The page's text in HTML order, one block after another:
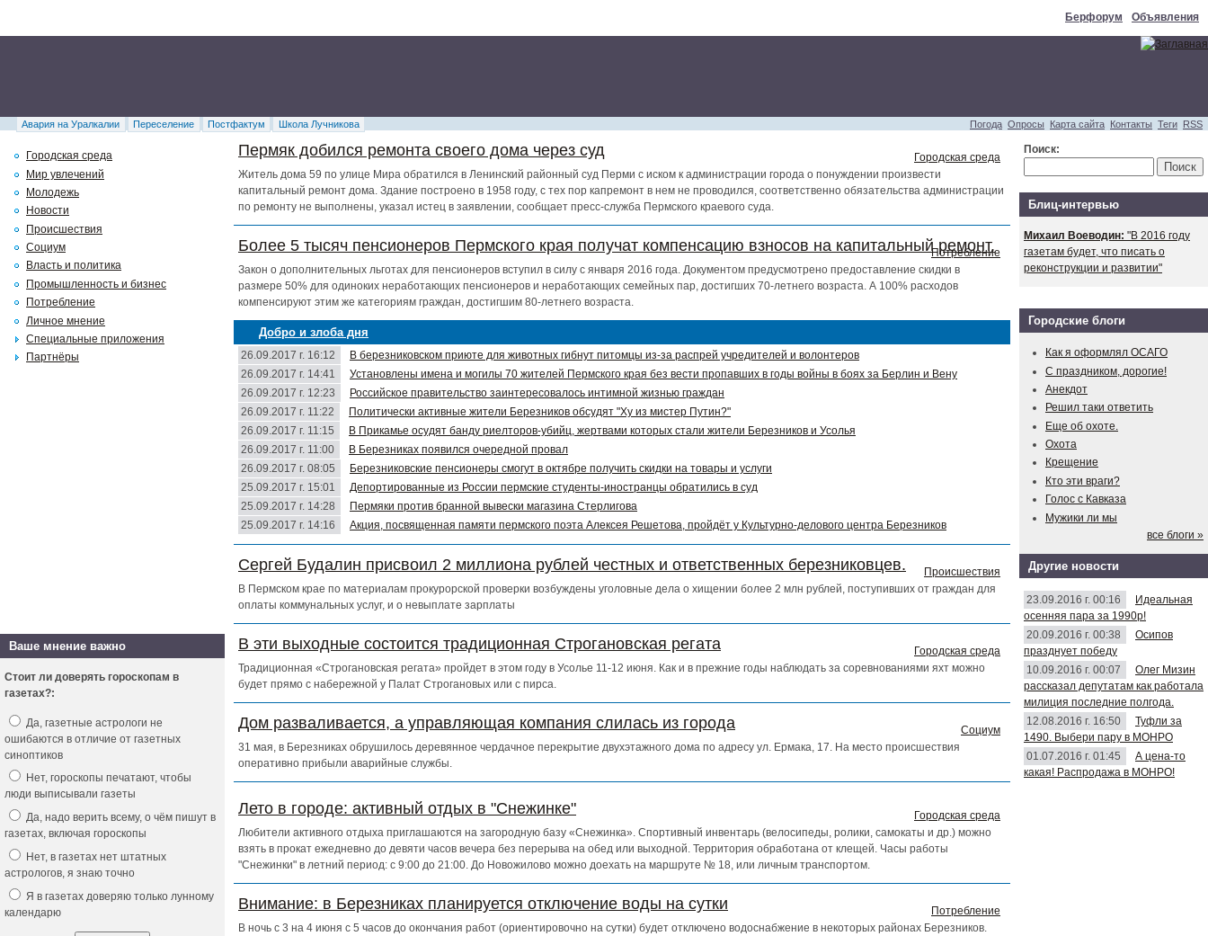
Берфорум Объявления
Погода Опросы Карта сайта Контакты Теги RSS
Авария на Уралкалии Переселение Постфактум Школа Лучникова
Пермяк добился ремонта своего дома через суд
Городская среда
Житель дома 59 по улице Мира обратился в Ленинский районный суд Перми с иском к администрации города о понуждении произвести
капитальный ремонт дома. Здание построено в 1958 году, с тех пор капремонт в нем не проводился, соответственно обязательства администрации
по ремонту не выполнены, указал истец в заявлении, сообщает пресс-служба Пермского краевого суда.
Более 5 тысяч пенсионеров Пермского края получат компенсацию взносов на капитальный ремонт.
Потребление
Закон о дополнительных льготах для пенсионеров вступил в силу с января 2016 года. Документом предусмотрено предоставление скидки в
размере 50% для одиноких неработающих пенсионеров и неработающих семейных пар, достигших 70-летнего возраста. А 100% расходов
компенсируют этим же категориям граждан, достигшим 80-летнего возраста.
Добро и злоба дня
26.09.2017 г. 16:12
В березниковском приюте для животных гибнут питомцы из-за распрей учредителей и волонтеров
26.09.2017 г. 14:41
Установлены имена и могилы 70 жителей Пермского края без вести пропавших в годы войны в боях за Берлин и Вену
26.09.2017 г. 12:23
Российское правительство заинтересовалось интимной жизнью граждан
26.09.2017 г. 11:22
Политически активные жители Березников обсудят "Ху из мистер Путин?"
26.09.2017 г. 11:15
В Прикамье осудят банду риелторов-убийц, жертвами которых стали жители Березников и Усолья
26.09.2017 г. 11:00
В Березниках появился очередной провал
26.09.2017 г. 08:05
Березниковские пенсионеры смогут в октябре получить скидки на товары и услуги
25.09.2017 г. 15:01
Депортированные из России пермские студенты-иностранцы обратились в суд
25.09.2017 г. 14:28
Пермяки против бранной вывески магазина Стерлигова
25.09.2017 г. 14:16
Акция, посвященная памяти пермского поэта Алексея Решетова, пройдёт у Культурно-делового центра Березников
Сергей Будалин присвоил 2 миллиона рублей честных и ответственных березниковцев.
Происшествия
В Пермском крае по материалам прокурорской проверки возбуждены уголовные дела о хищении более 2 млн рублей, поступивших от граждан для
оплаты коммунальных услуг, и о невыплате зарплаты
В эти выходные состоится традиционная Строгановская регата
Городская среда
Традиционная «Строгановская регата» пройдет в этом году в Усолье 11-12 июня. Как и в прежние годы наблюдать за соревнованиями яхт можно
будет прямо с набережной у Палат Строгановых или с пирса.
Дом разваливается, а управляющая компания слилась из города
Социум
31 мая, в Березниках обрушилось деревянное чердачное перекрытие двухэтажного дома по адресу ул. Ермака, 17. На место происшествия
оперативно прибыли аварийные службы.
Лето в городе: активный отдых в "Снежинке"
Городская среда
Любители активного отдыха приглашаются на загородную базу «Снежинка». Спортивный инвентарь (велосипеды, ролики, самокаты и др.) можно
взять в прокат ежедневно до девяти часов вечера без перерыва на обед или выходной. Территория обработана от клещей. Часы работы
"Снежинки" в летний период: с 9:00 до 21:00. До Новожилово можно доехать на маршруте № 18, или личным транспортом.
Внимание: в Березниках планируется отключение воды на сутки
Потребление
В ночь с 3 на 4 июня с 5 часов до окончания работ (ориентировочно на сутки) будет отключено водоснабжение в некоторых районах Березников.
Городская среда
Мир увлечений
Молодежь
Новости
Происшествия
Социум
Власть и политика
Промышленность и бизнес
Потребление
Личное мнение
Специальные приложения
Партнёры
Ваше мнение важно
Стоит ли доверять гороскопам в
газетах?:
Да, газетные астрологи не
ошибаются в отличие от газетных
синоптиков
Нет, гороскопы печатают, чтобы
люди выписывали газеты
Да, надо верить всему, о чём пишут в
газетах, включая гороскопы
Нет, в газетах нет штатных
астрологов, я знаю точно
Я в газетах доверяю только лунному
календарю
Поиск:
Блиц-интервью
Михаил Воеводин: "В 2016 году
газетам будет, что писать о
реконструкции и развитии"
Городские блоги
Как я оформлял ОСАГО
С праздником, дорогие!
Анекдот
Решил таки ответить
Еще об охоте.
Охота
Крещение
Кто эти враги?
Голос с Кавказа
Мужики ли мы
все блоги »
Другие новости
23.09.2016 г. 00:16
Идеальная
осенняя пара за 1990р!
20.09.2016 г. 00:38
Осипов
празднует победу
10.09.2016 г. 00:07
Олег Мизин
рассказал депутатам как работала
милиция последние полгода.
12.08.2016 г. 16:50
Туфли за
1490. Выбери пару в МОНРО
01.07.2016 г. 01:45
А цена-то
какая! Распродажа в МОНРО!